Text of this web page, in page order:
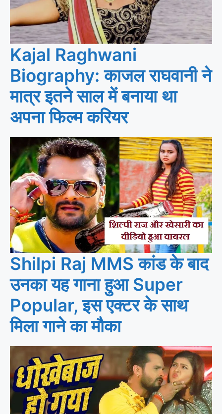
Kajal Raghwani
Biography: काजल राघवानी ने
मात्र इतने साल में बनाया था
अपना फिल्म करियर
Shilpi Raj MMS कांड के बाद
उनका यह गाना हुआ Super
Popular, इस एक्टर के साथ
मिला गाने का मौका